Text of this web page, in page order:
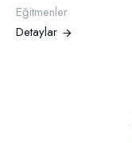
Eğitmenler
Detaylar